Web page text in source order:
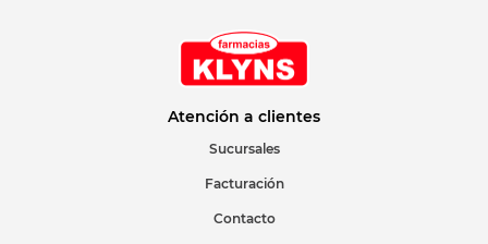
Atención a clientes
Sucursales
Facturación
Contacto